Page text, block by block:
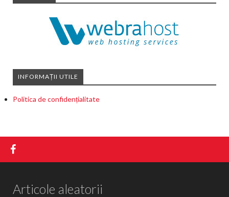
INFORMAȚII UTILE
Politica de confidențialitate
Articole aleatorii